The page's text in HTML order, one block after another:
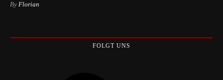
By Florian
FOLGT UNS